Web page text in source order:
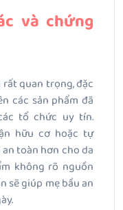
và chứng
quan trọng, đặc
các sản phẩm đã
tổ chức uy tín.
hữu cơ hoặc tự
toàn hơn cho da
không rõ nguồn
sẽ giúp mẹ bầu an